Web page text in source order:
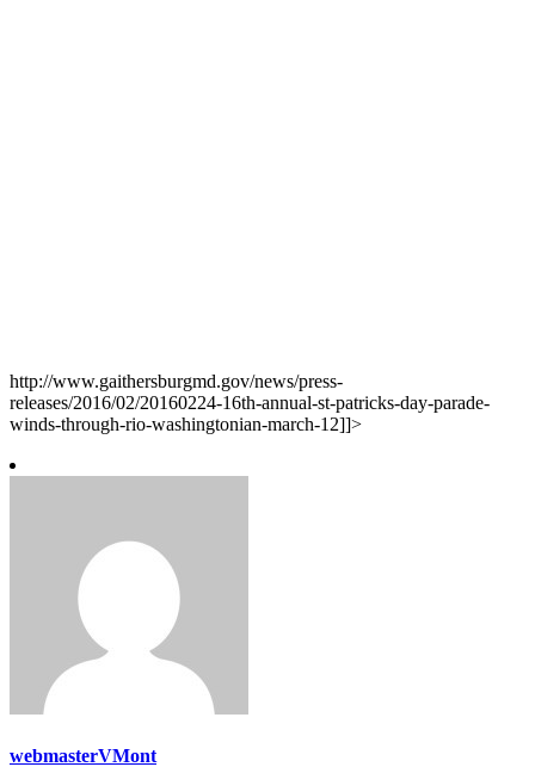
http://www.gaithersburgmd.gov/news/press-
releases/2016/02/20160224-16th-annual-st-patricks-day-parade-
winds-through-rio-washingtonian-march-12]]>
webmasterVMont